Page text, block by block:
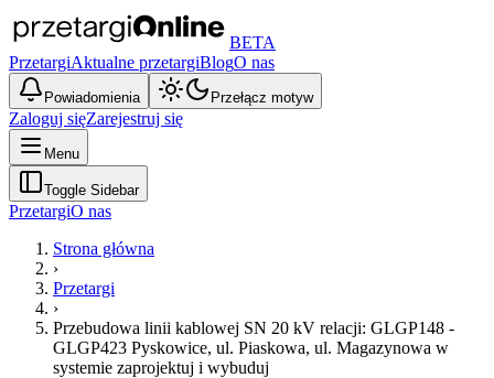
BETA
PrzetargiAktualne przetargiBlogO nas
Powiadomienia Przełącz motyw
Zaloguj sięZarejestruj się
Menu
Toggle Sidebar
PrzetargiO nas
Strona główna
›
Przetargi
›
Przebudowa linii kablowej SN 20 kV relacji: GLGP148 -
GLGP423 Pyskowice, ul. Piaskowa, ul. Magazynowa w
systemie zaprojektuj i wybuduj